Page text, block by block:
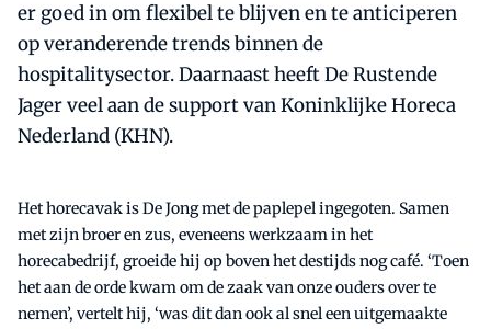
er goed in om flexibel te blijven en te anticiperen
op veranderende trends binnen de
hospitalitysector. Daarnaast heeft De Rustende
Jager veel aan de support van Koninklijke Horeca
Nederland (KHN).
Het horecavak is De Jong met de paplepel ingegoten. Samen
met zijn broer en zus, eveneens werkzaam in het
horecabedrijf, groeide hij op boven het destijds nog café. ‘Toen
het aan de orde kwam om de zaak van onze ouders over te
nemen’, vertelt hij, ‘was dit dan ook al snel een uitgemaakte